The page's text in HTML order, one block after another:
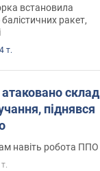
встановила
ракет,
т.
склад
піднявся
навіть робота ППО